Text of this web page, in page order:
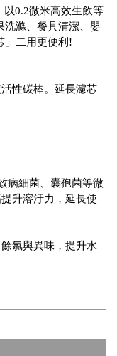
以0.2微米高效生飲等
洗滌、餐具清潔、嬰
」二用更便利!
性碳棒。延長濾芯
病細菌、囊孢菌等微
升溶汙力，延長使
氯與異味，提升水